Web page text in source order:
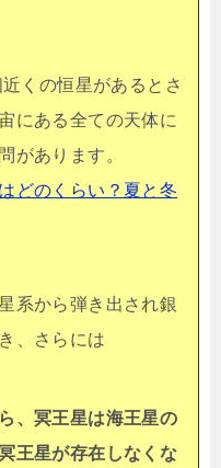
くの恒星があるとさ
にある全ての天体に
があります。
どのくらい？夏と冬
系から弾き出され銀
、さらには
、冥王星は海王星の
王星が存在しなくな